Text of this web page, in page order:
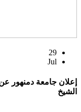
29
Jul
إعلان جامعة دمنهور
الشيخ